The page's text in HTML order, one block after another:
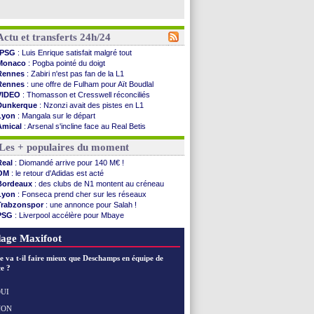
et transferts 24h/24
PSG : Luis Enrique satisfait malgré tout
: Pogba pointé du doigt
: Zabiri n'est pas fan de la L1
: une offre de Fulham pour Aït Boudlal
: Thomasson et Cresswell réconciliés
: Nzonzi avait des pistes en L1
: Mangala sur le départ
: Arsenal s'incline face au Real Betis
: lourde défaite pour le PSG
City: Maresca flou pour Reijnders
: Fenerbahçe prend une belle option
Diriyah: Mbemba arrive libre (officiel)
: le plan d'Alvarez à son retour
: premier succès pour Brest
: le joli but de Greenwood avec le Fener !
2030: une promesse d'Infantino au Maroc ...
: la compo pour le premier match amical
: une nouvelle offre pour Vinicius
: Cabral a prolongé (officiel)
+ populaires du moment
: Diomandé arrive pour 140 M€ !
: le retour d'Adidas est acté
: des clubs de N1 montent au créneau
: Fonseca prend cher sur les réseaux
: une annonce pour Salah !
: Liverpool accélère pour Mbaye
: 3 joueurs écartés du groupe pro
Maxifoot
va t-il faire mieux que Deschamps en équipe de
?